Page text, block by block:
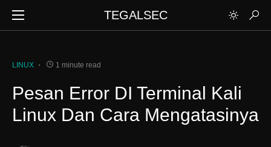
TEGALSEC
LINUX 1 minute read
Pesan Error DI Terminal Kali
Linux Dan Cara Mengatasinya